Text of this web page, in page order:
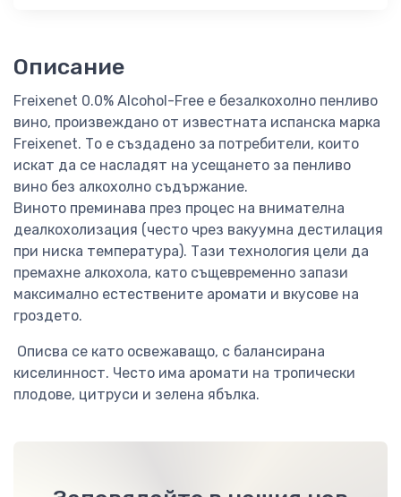
Описание
Freixenet 0.0% Alcohol-Free е безалкохолно пенливо
вино, произвеждано от известната испанска марка
Freixenet. То е създадено за потребители, които
искат да се насладят на усещането за пенливо
вино без алкохолно съдържание.
Виното преминава през процес на внимателна
деалкохолизация (често чрез вакуумна дестилация
при ниска температура). Тази технология цели да
премахне алкохола, като същевременно запази
максимално естествените аромати и вкусове на
гроздето.
Описва се като освежаващо, с балансирана
киселинност. Често има аромати на тропически
плодове, цитруси и зелена ябълка.